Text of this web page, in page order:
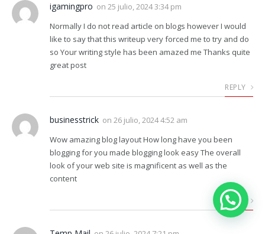
igamingpro on 25 julio, 2024 3:34 pm
Normally I do not read article on blogs however I would
like to say that this writeup very forced me to try and do
so Your writing style has been amazed me Thanks quite
great post
REPLY
businesstrick on 26 julio, 2024 4:52 am
Wow amazing blog layout How long have you been
blogging for you made blogging look easy The overall
look of your web site is magnificent as well as the
content
REPLY